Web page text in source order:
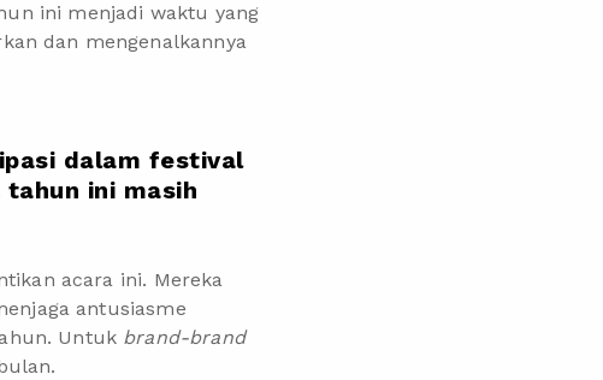
ini menjadi waktu yang
dan mengenalkannya
dalam festival
tahun ini masih
acara ini. Mereka
antusiasme
Untuk brand-brand